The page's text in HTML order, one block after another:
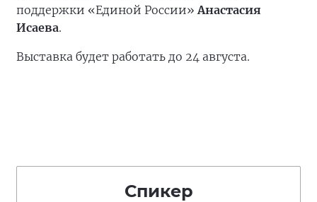
поддержки «Единой России»Анастасия
Исаева.
Выставка будет работать до 24 августа.
Спикер